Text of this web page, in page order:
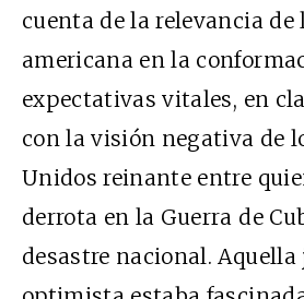
cuenta de la relevancia
americana en la
expectativas vitales, en
con la visión negativa de
Unidos reinante entre
derrota en la Guerra de
desastre nacional.